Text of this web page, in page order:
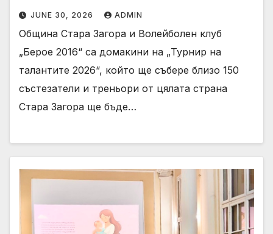
JUNE 30, 2026 ADMIN
Община Стара Загора и Волейболен клуб
„Берое 2016“ са домакини на „Турнир на
талантите 2026“, който ще събере близо 150
състезатели и треньори от цялата страна
Стара Загора ще бъде…